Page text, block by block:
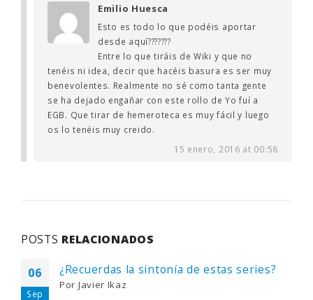
Emilio Huesca
Esto es todo lo que podéis aportar
desde aquí???????
Entre lo que tiráis de Wiki y que no
tenéis ni idea, decir que hacéis basura es ser muy
benevolentes. Realmente no sé como tanta gente
se ha dejado engañar con este rollo de Yo fuí a
EGB. Que tirar de hemeroteca es muy fácil y luego
os lo tenéis muy creido.
15 enero, 2016 at 00:58
POSTS RELACIONADOS
06
Sep
¿Recuerdas la sintonía de estas series?
Por Javier Ikaz